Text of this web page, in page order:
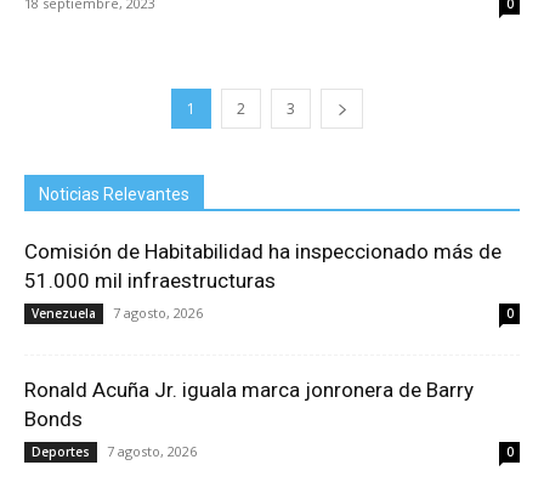
0
1 2 3
Noticias Relevantes
Comisión de Habitabilidad ha inspeccionado más de
51.000 mil infraestructuras
Venezuela 7 agosto, 2026 0
Ronald Acuña Jr. iguala marca jonronera de Barry
Bonds
Deportes 7 agosto, 2026 0